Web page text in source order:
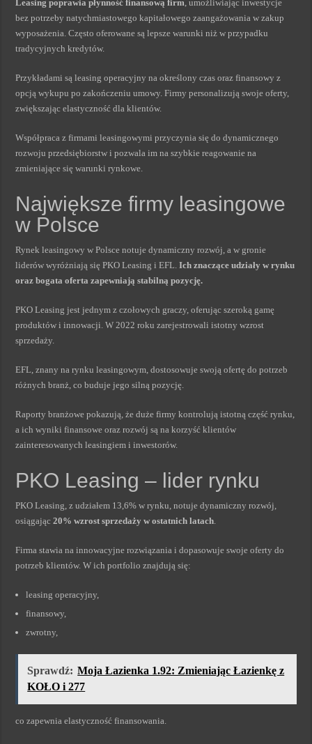
Leasing poprawia płynność finansową firm, umożliwiając inwestycje
bez potrzeby natychmiastowego kapitałowego zaangażowania w zakup
wyposażenia. Często oferowane są lepsze warunki niż w przypadku
tradycyjnych kredytów.
Przykładami są leasing operacyjny na określony czas oraz finansowy z
opcją wykupu po zakończeniu umowy. Firmy personalizują swoje oferty,
zwiększając elastyczność dla klientów.
Współpraca z firmami leasingowymi przyczynia się do dynamicznego
rozwoju przedsiębiorstw i pozwala im na szybkie reagowanie na
zmieniające się warunki rynkowe.
Największe firmy leasingowe
w Polsce
Rynek leasingowy w Polsce notuje dynamiczny rozwój, a w gronie
liderów wyróżniają się PKO Leasing i EFL.Ich znaczące udziały w rynku
oraz bogata oferta zapewniają stabilną pozycję.
PKO Leasing jest jednym z czołowych graczy, oferując szeroką gamę
produktów i innowacji. W 2022 roku zarejestrowali istotny wzrost
sprzedaży.
EFL, znany na rynku leasingowym, dostosowuje swoją ofertę do potrzeb
różnych branż, co buduje jego silną pozycję.
Raporty branżowe pokazują, że duże firmy kontrolują istotną część rynku,
a ich wyniki finansowe oraz rozwój są na korzyść klientów
zainteresowanych leasingiem i inwestorów.
PKO Leasing – lider rynku
PKO Leasing, z udziałem 13,6% w rynku, notuje dynamiczny rozwój,
osiągając20% wzrost sprzedaży w ostatnich latach.
Firma stawia na innowacyjne rozwiązania i dopasowuje swoje oferty do
potrzeb klientów. W ich portfolio znajdują się:
leasing operacyjny,
finansowy,
zwrotny,
Sprawdź: Moja Łazienka 1.92: Zmieniając Łazienkę z
KOŁO i 277
co zapewnia elastyczność finansowania.